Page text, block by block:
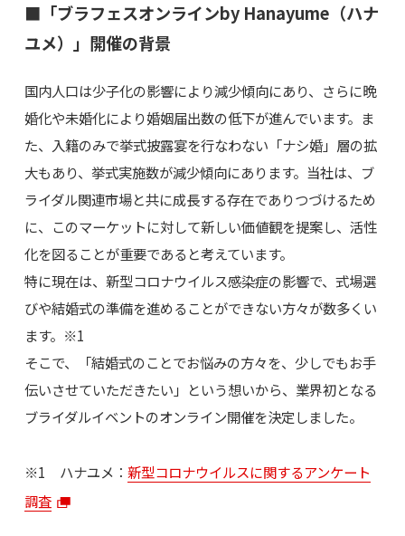
■「ブラフェスオンラインby Hanayume（ハナ
ユメ）」開催の背景
国内人口は少子化の影響により減少傾向にあり、さらに晩
婚化や未婚化により婚姻届出数の低下が進んでいます。ま
た、入籍のみで挙式披露宴を行なわない「ナシ婚」層の拡
大もあり、挙式実施数が減少傾向にあります。当社は、ブ
ライダル関連市場と共に成長する存在でありつづけるため
に、このマーケットに対して新しい価値観を提案し、活性
化を図ることが重要であると考えています。
特に現在は、新型コロナウイルス感染症の影響で、式場選
びや結婚式の準備を進めることができない方々が数多くい
ます。※1
そこで、「結婚式のことでお悩みの方々を、少しでもお手
伝いさせていただきたい」という想いから、業界初となる
ブライダルイベントのオンライン開催を決定しました。
※1 ハナユメ： 新型コロナウイルスに関するアンケート
調査